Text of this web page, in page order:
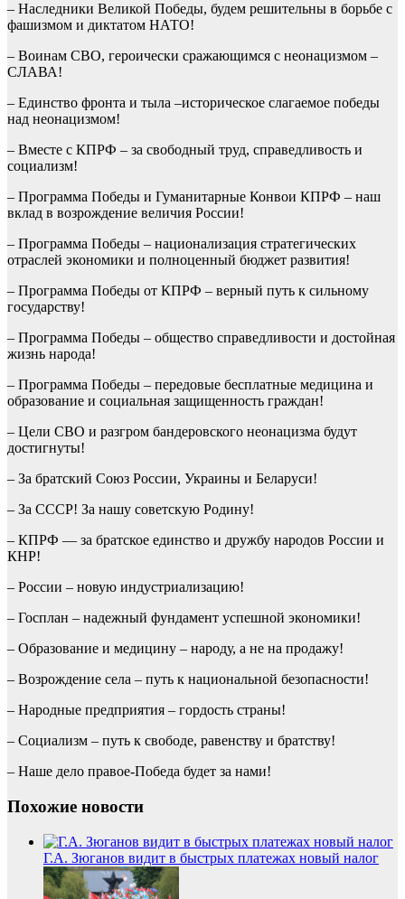
– Наследники Великой Победы, будем решительны в борьбе с
фашизмом и диктатом НАТО!
– Воинам СВО, героически сражающимся с неонацизмом –
СЛАВА!
– Единство фронта и тыла –историческое слагаемое победы
над неонацизмом!
– Вместе с КПРФ – за свободный труд, справедливость и
социализм!
– Программа Победы и Гуманитарные Конвои КПРФ – наш
вклад в возрождение величия России!
– Программа Победы – национализация стратегических
отраслей экономики и полноценный бюджет развития!
– Программа Победы от КПРФ – верный путь к сильному
государству!
– Программа Победы – общество справедливости и достойная
жизнь народа!
– Программа Победы – передовые бесплатные медицина и
образование и социальная защищенность граждан!
– Цели СВО и разгром бандеровского неонацизма будут
достигнуты!
– За братский Союз России, Украины и Беларуси!
– За СССР! За нашу советскую Родину!
– КПРФ — за братское единство и дружбу народов России и
КНР!
– России – новую индустриализацию!
– Госплан – надежный фундамент успешной экономики!
– Образование и медицину – народу, а не на продажу!
– Возрождение села – путь к национальной безопасности!
– Народные предприятия – гордость страны!
– Социализм – путь к свободе, равенству и братству!
– Наше дело правое-Победа будет за нами!
Похожие новости
Г.А. Зюганов видит в быстрых платежах новый налог